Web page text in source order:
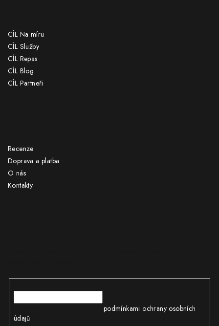
CÍL Na míru
CÍL Služby
CÍL Repas
CÍL Blog
CÍL Partneři
Recenze
Doprava a platba
O nás
Kontakty
podmínkami ochrany osobních
údajů